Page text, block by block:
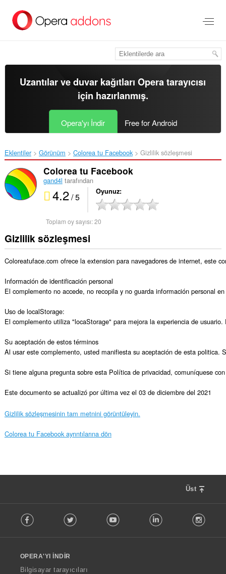
içeriğe
Uzantılar ve duvar kağıtlarıOpera tarayıcısı
için hazırlanmış.
Opera'yı İndir Free for Android
Eklentiler Görünüm Colorea tu Facebook‎ Gizlilik sözleşmesi
Colorea tu Facebook
gand4l tarafından
4.2/ 5 Oyunuz
Toplam oy sayısı:20
Gizlilik sözleşmesi
Coloreatuface.com ofrece la extension para navegadores de internet, este
Información de identificación personal
El complemento no accede, no recopila y no guarda información personal
Uso de localStorage:
El complemento utiliza "locaStorage" para mejora la experiencia de
Su aceptación de estos términos
Al usar este complemento, usted manifiesta su aceptación de esta
Si tiene alguna pregunta sobre esta Política de privacidad, comuníquese
Este documento se actualizó por última vez el 03 de diciembre del 2021
Gizlilik sözleşmesinin tam metnini görüntüleyin.
Colorea tu Facebook ayrıntılarına dön
Üst
o
w
O
Facebook Twitter Youtube LinkedIn
OPERA'YI İNDIR
Bilgisayar tarayıcıları